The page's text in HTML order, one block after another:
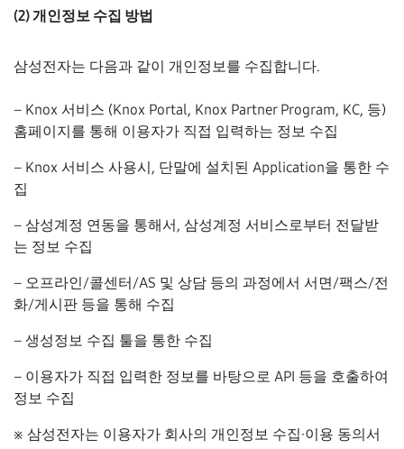
(2) 개인정보 수집 방법
삼성전자는 다음과 같이 개인정보를 수집합니다.
– Knox 서비스 (Knox Portal, Knox Partner Program, KC, 등)
홈페이지를 통해 이용자가 직접 입력하는 정보 수집
– Knox 서비스 사용시, 단말에 설치된 Application을 통한 수
집
– 삼성계정 연동을 통해서, 삼성계정 서비스로부터 전달받
는 정보 수집
– 오프라인/콜센터/AS 및 상담 등의 과정에서 서면/팩스/전
화/게시판 등을 통해 수집
– 생성정보 수집 툴을 통한 수집
– 이용자가 직접 입력한 정보를 바탕으로 API 등을 호출하여
정보 수집
※ 삼성전자는 이용자가 회사의 개인정보 수집·이용 동의서